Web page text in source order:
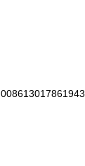
008613017861943